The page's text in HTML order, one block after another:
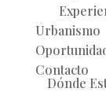
Urbanismo
Contacto
Dónde